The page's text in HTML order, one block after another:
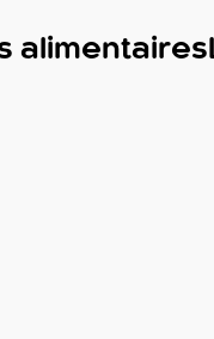
alimentaires